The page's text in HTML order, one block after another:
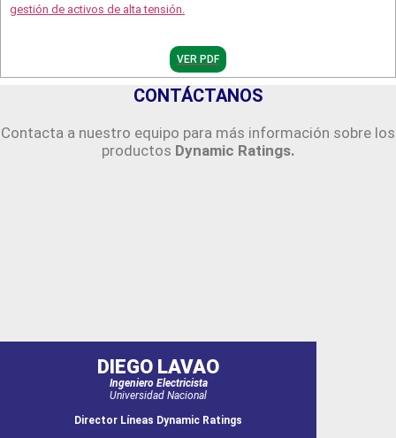
gestión de activos de alta tensión.
VER PDF
CONTÁCTANOS
Contacta a nuestro equipo para más información sobre los
productos Dynamic Ratings.
DIEGO LAVAO
Ingeniero Electricista
Universidad Nacional
Director Líneas Dynamic Ratings